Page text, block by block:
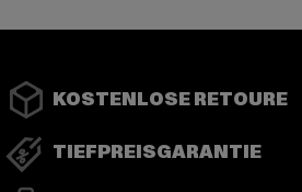
KOSTENLOSE RETOURE
TIEFPREISGARANTIE